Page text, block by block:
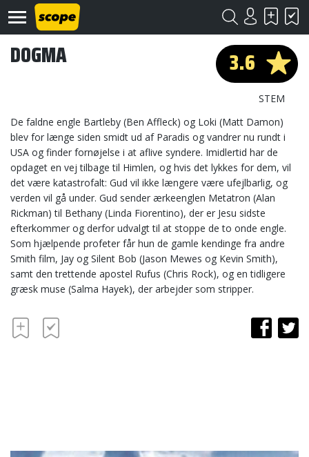
Om
Scope
Kontakt
©
Scope
2020
3.6
STEM
DOGMA
De faldne engle Bartleby (Ben Affleck) og Loki (Matt Damon)
blev for længe siden smidt ud af Paradis og vandrer nu rundt i
USA og finder fornøjelse i at aflive syndere. Imidlertid har de
opdaget en vej tilbage til Himlen, og hvis det lykkes for dem, vil
det være katastrofalt: Gud vil ikke længere være ufejlbarlig, og
verden vil gå under. Gud sender ærkeenglen Metatron (Alan
Rickman) til Bethany (Linda Fiorentino), der er Jesu sidste
efterkommer og derfor udvalgt til at stoppe de to onde engle.
Som hjælpende profeter får hun de gamle kendinge fra andre
Smith film, Jay og Silent Bob (Jason Mewes og Kevin Smith),
samt den trettende apostel Rufus (Chris Rock), og en tidligere
græsk muse (Salma Hayek), der arbejder som stripper.